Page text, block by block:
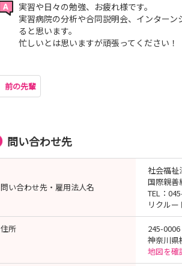
実習や日々の勉強、お疲れ様です。
実習病院の分析や合同説明会、インター
ると思います。
忙しいとは思いますが頑張ってください！
前の先輩
問い合わせ先
問い合わせ先・雇用法人名
社会福祉
国際親
TEL：
リクル
住所
245-0006
神奈川県
地図を確